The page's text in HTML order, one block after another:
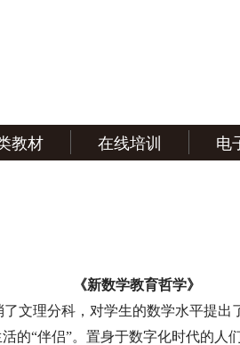
教材 在线培训 电
《新数学教育哲学》
文理分科，对学生的数学水平提出
的“伴侣”。置身于数字化时代的人